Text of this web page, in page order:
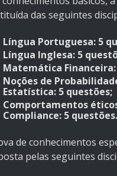
das seguintes
Língua Portuguesa: 5
Língua Inglesa: 5
Matemática
Noções de
Estatística: 5 questões;
Comportamentos
Compliance: 5 questões.
de conhecimentos
pelas seguintes